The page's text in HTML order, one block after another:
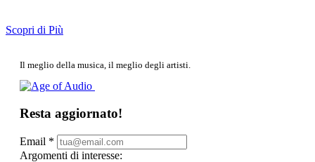
Scopri di Più
Il meglio della musica, il meglio degli artisti.
Resta aggiornato!
Email *
Argomenti di interesse: